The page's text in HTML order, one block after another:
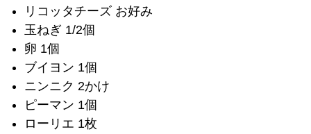
リコッタチーズ お好み
玉ねぎ 1/2個
卵 1個
ブイヨン 1個
ニンニク 2かけ
ピーマン 1個
ローリエ 1枚